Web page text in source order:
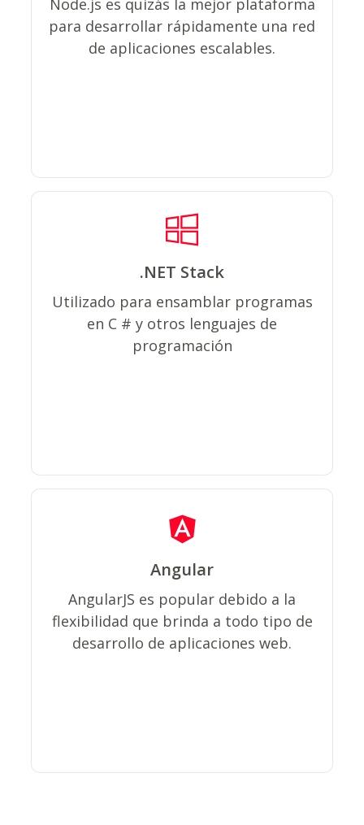
Node.js es quizás la mejor plataforma
para desarrollar rápidamente una red
de aplicaciones escalables.
cruzado, está diseñado para servir
como un caballo de batalla para los
desarrolladores.
.NET Stack
Utilizado para ensamblar programas
en C # y otros lenguajes de
programación
multiplataforma del lado del servidor
que se usa para el desarrollo de
aplicaciones personalizadas.
Angular
AngularJS es popular debido a la
flexibilidad que brinda a todo tipo de
desarrollo de aplicaciones web.
Puede desarrollar un navegador, así
como aplicaciones móviles y basadas
en la web, con AngularJS.